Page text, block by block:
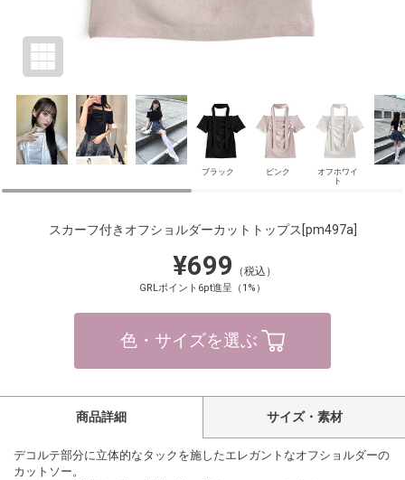
ブラック ピンク
オフホワイ
ト
スカーフ付きオフショルダーカットトップス [pm497a]
¥699 （税込）
GRLポイント6pt進呈（1%）
色・サイズを選ぶ
商品詳細 サイズ・素材
デコルテ部分に立体的なタックを施したエレガントなオフショルダーの
カットソー。